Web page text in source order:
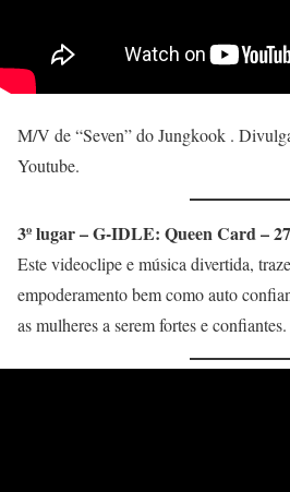
M/V de “Seven” do Jungkook .
Youtube.
3º lugar – G-IDLE: Queen Card –
Este videoclipe e música divertida,
empoderamento bem como auto
as mulheres a serem fortes e confiantes.